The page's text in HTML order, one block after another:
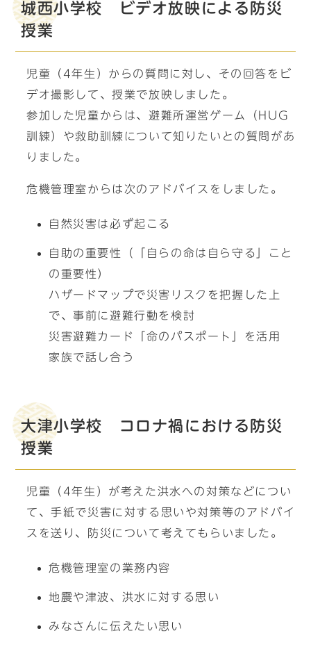
城西小学校 ビデオ放映による防災
授業
児童（4年生）からの質問に対し、その回答をビ
デオ撮影して、授業で放映しました。
参加した児童からは、避難所運営ゲーム（HUG
訓練）や救助訓練について知りたいとの質問があ
りました。
危機管理室からは次のアドバイスをしました。
自然災害は必ず起こる
自助の重要性（「自らの命は自ら守る」こと
の重要性）
ハザードマップで災害リスクを把握した上
で、事前に避難行動を検討
災害避難カード「命のパスポート」を活用
家族で話し合う
大津小学校 コロナ禍における防災
授業
児童（4年生）が考えた洪水への対策などについ
て、手紙で災害に対する思いや対策等のアドバイ
スを送り、防災について考えてもらいました。
危機管理室の業務内容
地震や津波、洪水に対する思い
みなさんに伝えたい思い